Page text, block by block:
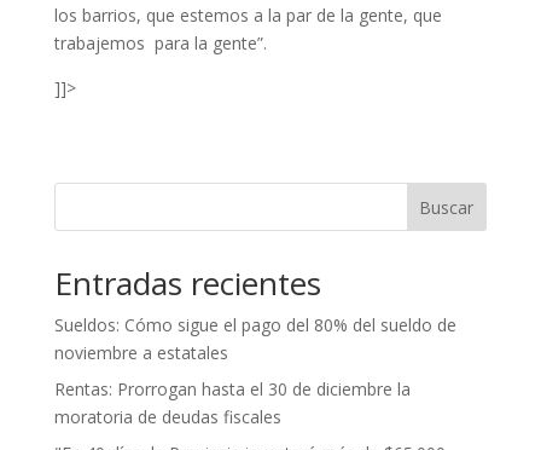
los barrios, que estemos a la par de la gente, que
trabajemos para la gente”.
]]>
Buscar
Entradas recientes
Sueldos: Cómo sigue el pago del 80% del sueldo de
noviembre a estatales
Rentas: Prorrogan hasta el 30 de diciembre la
moratoria de deudas fiscales